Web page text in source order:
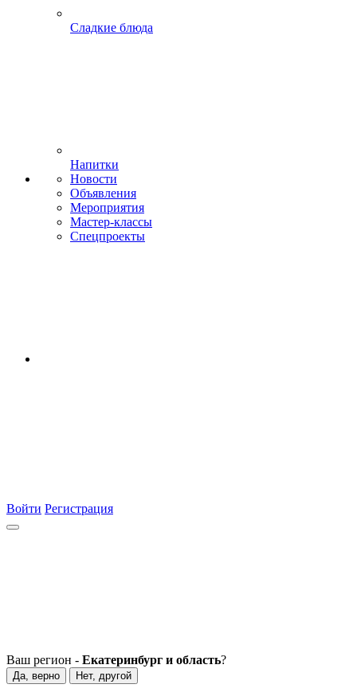
Сладкие блюда
Напитки
Новости
Объявления
Мероприятия
Мастер-классы
Спецпроекты
Войти Регистрация
Ваш регион - Екатеринбург и область?
Да, верно Нет, другой